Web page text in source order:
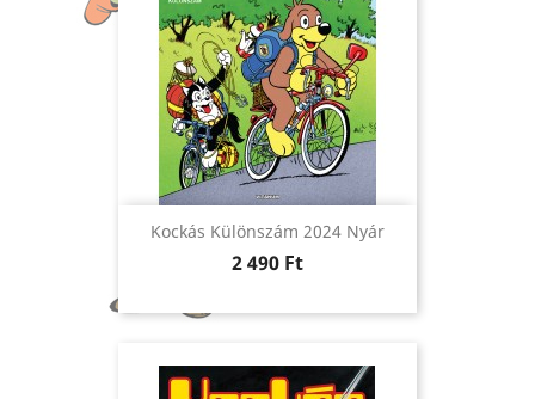
Kockás Különszám 2024 Nyár
Ár
2 490 Ft